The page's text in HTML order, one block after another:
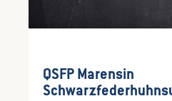
QSFP Marensin